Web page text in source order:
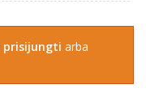
prisijungti arba